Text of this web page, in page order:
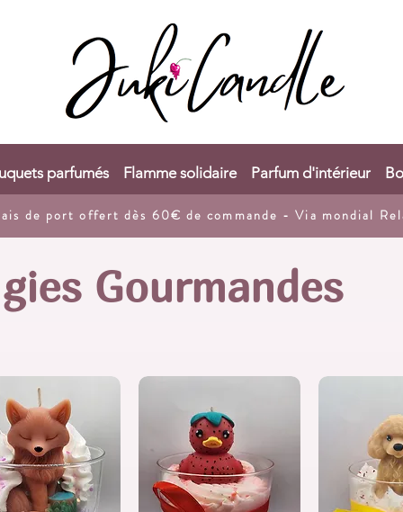
parfumés Flamme solidaire Parfum d'intérieur
de port offert dès 60€ de commande - Via mondial
Gourmandes